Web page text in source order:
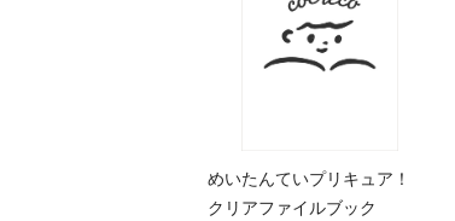
めいたんていプリキュア！
クリアファイルブック